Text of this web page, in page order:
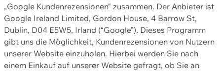
„Google Kundenrezensionen“ zusammen. Der Anbieter ist
Google Ireland Limited, Gordon House, 4 Barrow St,
Dublin, D04 E5W5, Irland (“Google”). Dieses Programm
gibt uns die Möglichkeit, Kundenrezensionen von Nutzern
unserer Website einzuholen. Hierbei werden Sie nach
einem Einkauf auf unserer Website gefragt, ob Sie an